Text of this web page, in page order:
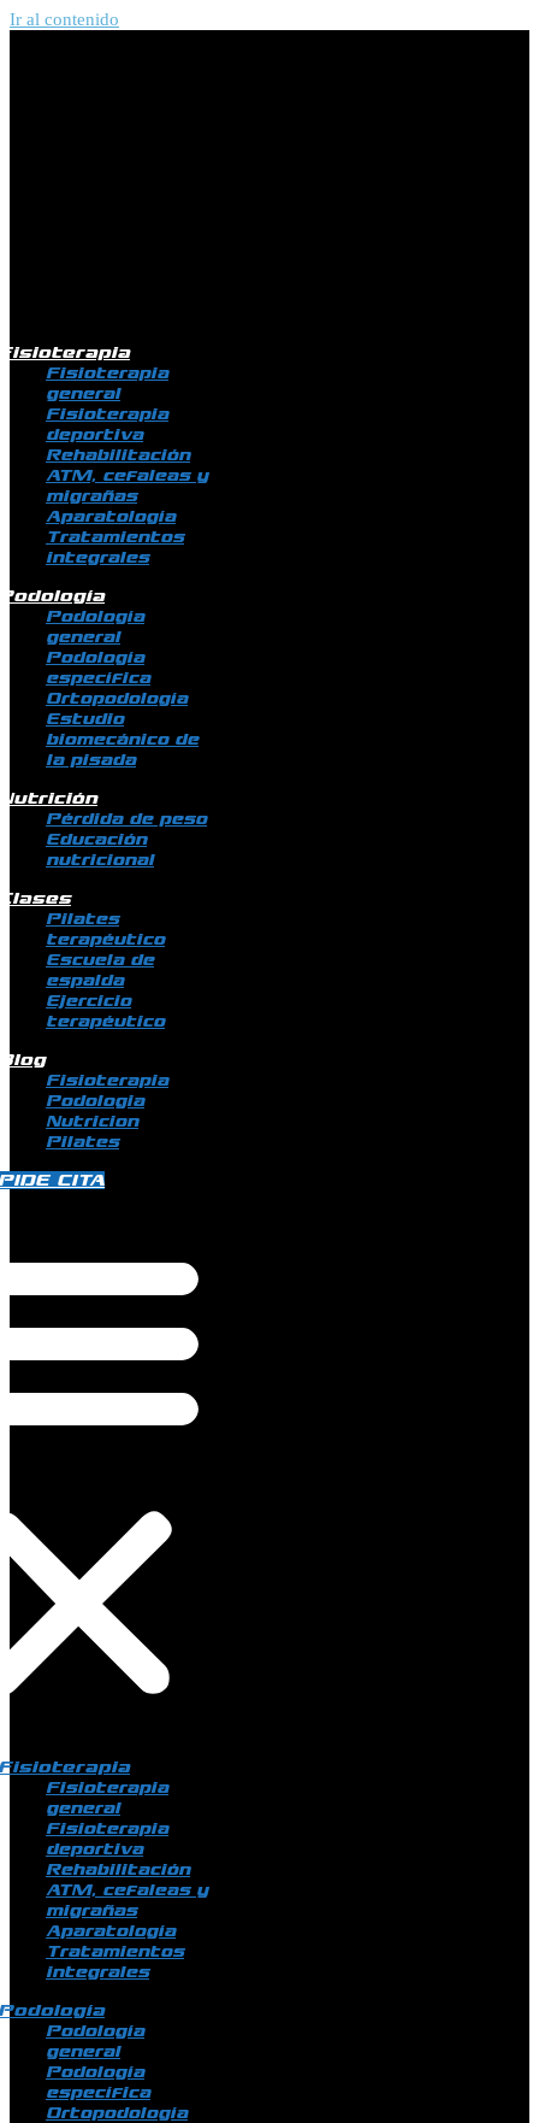
Ir al contenido
Fisioterapia
general
Fisioterapia
deportiva
Rehabilitación
ATM, cefaleas y
migrañas
Aparatología
Tratamientos
integrales
Podología
general
Podología
específica
Ortopodología
Estudio
biomecánico de
la pisada
Pérdida de peso
Educación
nutricional
Pilates
terapéutico
Escuela de
espalda
Ejercicio
terapéutico
Fisioterapia
Podologia
Nutricion
Pilates
CITA
Fisioterapia
general
Fisioterapia
deportiva
Rehabilitación
ATM, cefaleas y
migrañas
Aparatología
Tratamientos
integrales
Podología
general
Podología
específica
Ortopodología